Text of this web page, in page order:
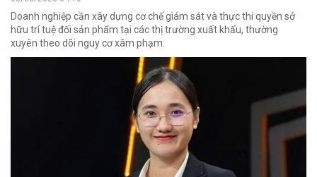
Doanh nghiệp cần xây dựng cơ chế giám sát và thực thi quyền sở
hữu trí tuệ đối sản phẩm tại các thị trường xuất khẩu, thường
xuyên theo dõi nguy cơ xâm phạm.